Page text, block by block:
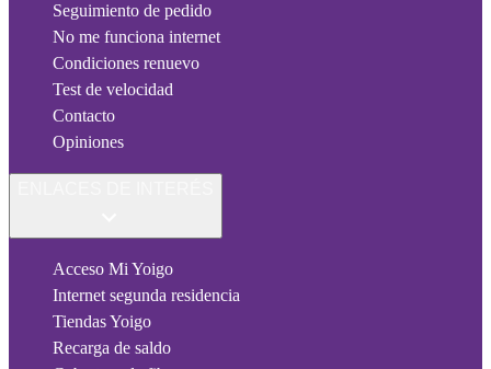
Seguimiento de pedido
No me funciona internet
Condiciones renuevo
Test de velocidad
Contacto
Opiniones
Acceso Mi Yoigo
Internet segunda residencia
Tiendas Yoigo
Recarga de saldo